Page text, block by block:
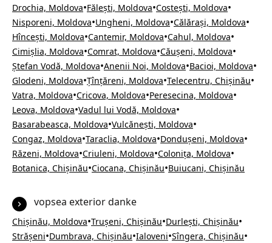
Drochia, Moldova•Fălești, Moldova•Costești, Moldova•
Nisporeni, Moldova•Ungheni, Moldova•Călărași, Moldova•
Hîncești, Moldova•Cantemir, Moldova•Cahul, Moldova•
Cimișlia, Moldova•Comrat, Moldova•Căușeni, Moldova•
Ștefan Vodă, Moldova•Anenii Noi, Moldova•Bacioi, Moldova•
Glodeni, Moldova•Țînțăreni, Moldova•Telecentru, Chișinău•
Vatra, Moldova•Cricova, Moldova•Peresecina, Moldova•
Leova, Moldova•Vadul lui Vodă, Moldova•
Basarabeasca, Moldova•Vulcănești, Moldova•
Congaz, Moldova•Taraclia, Moldova•Dondușeni, Moldova•
Răzeni, Moldova•Criuleni, Moldova•Colonița, Moldova•
Botanica, Chișinău•Ciocana, Chișinău•Buiucani, Chișinău
vopsea exterior danke
Chișinău, Moldova•Trușeni, Chișinău•Durlești, Chișinău•
Strășeni•Dumbrava, Chișinău•Ialoveni•Sîngera, Chișinău•